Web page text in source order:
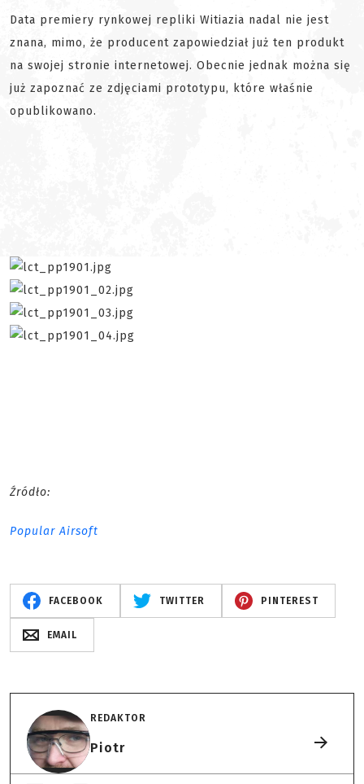
Data premiery rynkowej repliki Witiazia nadal nie jest
znana, mimo, że producent zapowiedział już ten produkt
na swojej stronie internetowej. Obecnie jednak można się
już zapoznać ze zdjęciami prototypu, które właśnie
opublikowano.
Źródło:
Popular Airsoft
FACEBOOK TWITTER PINTEREST
EMAIL
REDAKTOR
Piotr